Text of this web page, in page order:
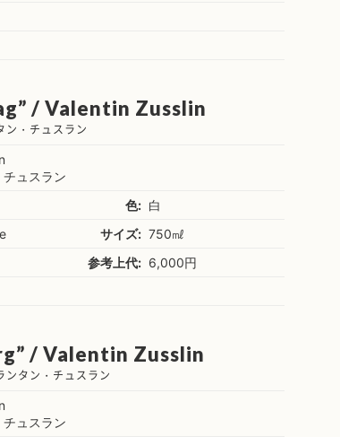
/ Valentin Zusslin
ン・チュスラン
ュスラン
色: 白
サイズ: 750㎖
参考上代: 6,000円
/ Valentin Zusslin
タン・チュスラン
ュスラン